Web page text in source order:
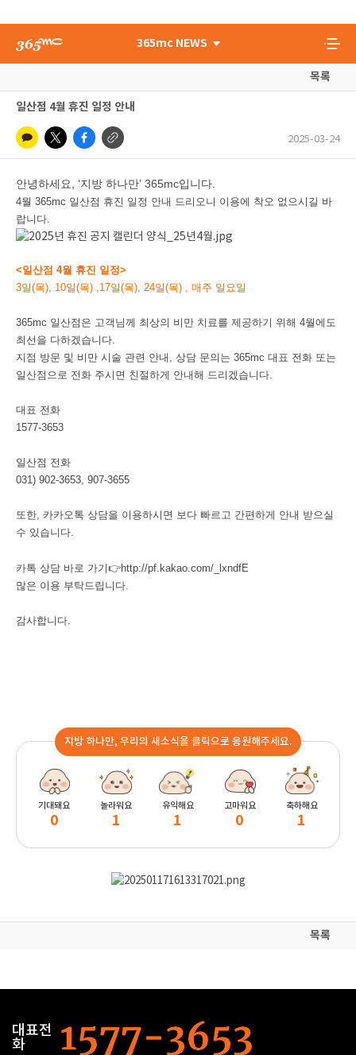
365mc NEWS
목록
일산점 4월 휴진 일정 안내
2025-03-24
안녕하세요, ‘지방 하나만’ 365mc입니다.
4월 365mc 일산점 휴진 일정 안내 드리오니 이용에 착오 없으시길 바
랍니다.
<일산점 4월 휴진 일정>
3일(목), 10일(목) ,17일(목), 24일(목) , 매주 일요일
365mc 일산점은 고객님께 최상의 비만 치료를 제공하기 위해 4월에도
최선을 다하겠습니다.
지점 방문 및 비만 시술 관련 안내, 상담 문의는 365mc 대표 전화 또는
일산점으로 전화 주시면 친절하게 안내해 드리겠습니다.
대표 전화
1577-3653
일산점 전화
031) 902-3653, 907-3655
또한, 카카오톡 상담을 이용하시면 보다 빠르고 간편하게 안내 받으실
수 있습니다.
카톡 상담 바로 가기👉http://pf.kakao.com/_lxndfE
많은 이용 부탁드립니다.
감사합니다.
지방 하나만, 우리의 새소식을 클릭으로 응원해주세요.
기대돼요
0
놀라워요
1
유익해요
1
고마워요
0
축하해요
1
목록
대표전
화